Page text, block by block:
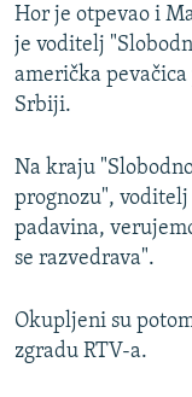
Hor je otpevao i
je voditelj
američka
Srbiji.
Na kraju
prognozu",
padavina,
se razvedrava".
Okupljeni su
zgradu RTV-a.